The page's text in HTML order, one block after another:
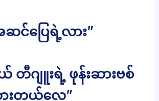
င်ပြေရဲ့လား”
ယ် တီဂျူးရဲ့ ဖုန်းဆားဗစ်
းတယ်လေ”